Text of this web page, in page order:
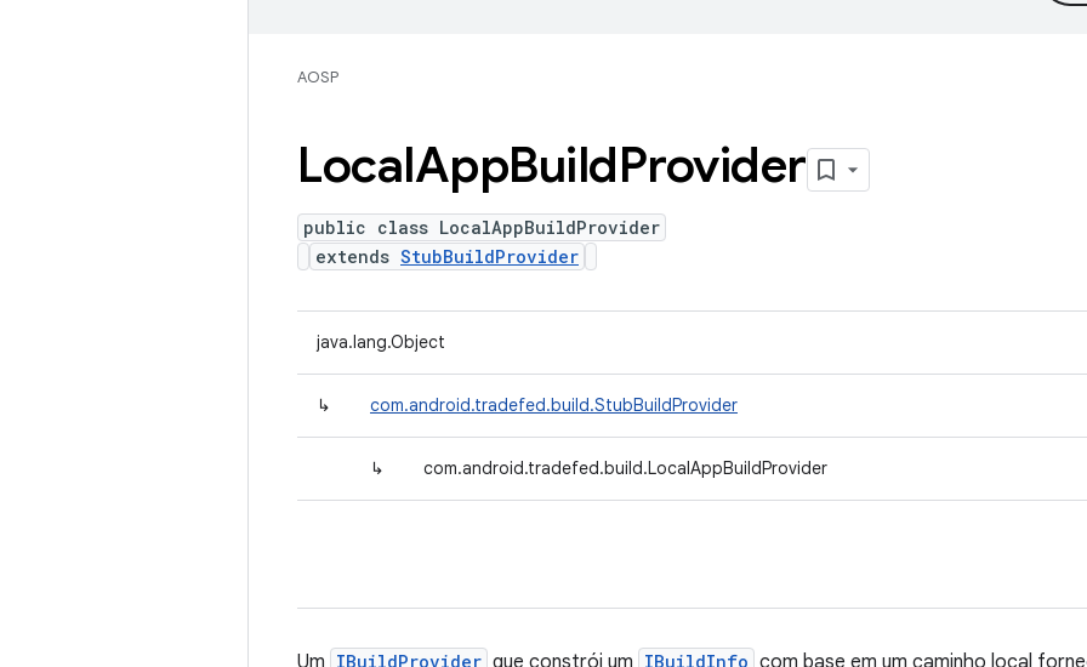
AOSP
LocalAppBuildProvider
public class LocalAppBuildProvider
extends StubBuildProvider
java.lang.Object
↳ com.android.tradefed.build.StubBuildProvider
↳ com.android.tradefed.build.LocalAppBuildProvider
Um IBuildProvider que constrói um IBuildInfo com base em um caminho local